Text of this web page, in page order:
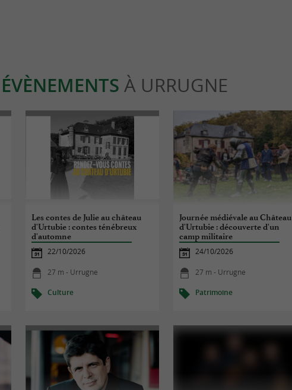
ÉVÈNEMENTS À URRUGNE
Les contes de Julie au château
d'Urtubie : contes ténébreux
d'automne
22/10/2026
27 m - Urrugne
Culture
Journée médiévale au Château
d'Urtubie : découverte d'un
camp militaire
24/10/2026
27 m - Urrugne
Patrimoine